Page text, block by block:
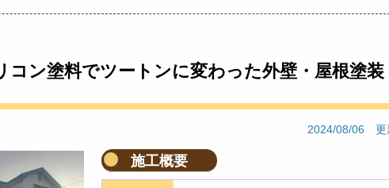
コン塗料でツートンに変わった外壁・屋根塗装
2024/08/06 更
施工概要